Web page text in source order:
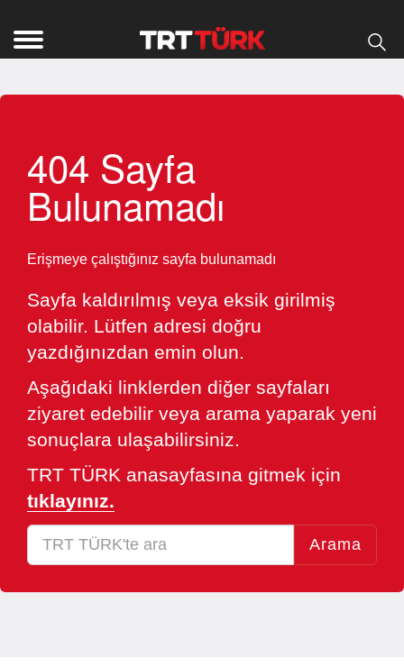
404 Sayfa
Bulunamadı
Erişmeye çalıştığınız sayfa bulunamadı
Sayfa kaldırılmış veya eksik girilmiş
olabilir. Lütfen adresi doğru
yazdığınızdan emin olun.
Aşağıdaki linklerden diğer sayfaları
ziyaret edebilir veya arama yaparak yeni
sonuçlara ulaşabilirsiniz.
TRT TÜRK anasayfasına gitmek için
tıklayınız.
Arama